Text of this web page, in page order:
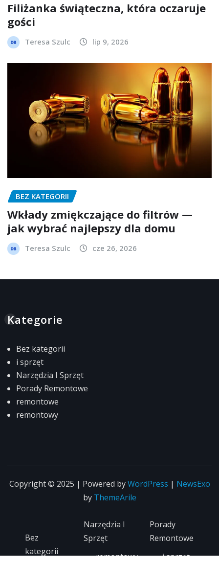
Filiżanka świąteczna, która oczaruje
gości
Teresa Szulc lip 9, 2026
BEZ KATEGORII
Wkłady zmiękczające do filtrów —
jak wybrać najlepszy dla domu
Teresa Szulc cze 26, 2026
Kategorie
Bez kategorii
i sprzęt
Narzędzia I Sprzęt
Porady Remontowe
remontowe
remontowy
Copyright © 2025 | Powered byWordPress | NewsExo
by ThemeArile
Bez
kategorii
Narzędzia I
Sprzęt
remontowy
Porady
Remontowe
i sprzęt